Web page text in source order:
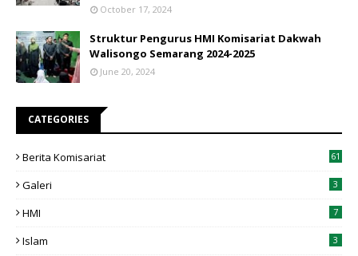
October 17, 2024
Struktur Pengurus HMI Komisariat Dakwah
Walisongo Semarang 2024-2025
June 20, 2024
CATEGORIES
Berita Komisariat 61
Galeri 3
HMI 7
Islam 3